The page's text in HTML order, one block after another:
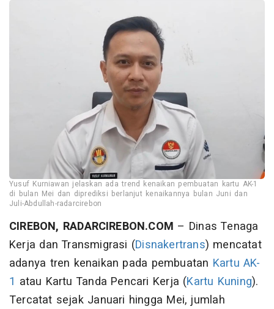
Yusuf Kurniawan jelaskan ada trend kenaikan pembuatan kartu AK-1
di bulan Mei dan diprediksi berlanjut kenaikannya bulan Juni dan
Juli-Abdullah-radarcirebon
CIREBON, RADARCIREBON.COM – Dinas Tenaga
Kerja dan Transmigrasi (Disnakertrans) mencatat
adanya tren kenaikan pada pembuatan Kartu AK-
1 atau Kartu Tanda Pencari Kerja (Kartu Kuning).
Tercatat sejak Januari hingga Mei, jumlah